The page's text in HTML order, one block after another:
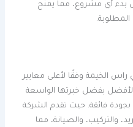
بدء أي مشروع، مما يمنح
راس الخيمة وفقًا لأعلى معايير
الأفضل بفضل خبرتها الواسعة
بجودة فائقة. حيث تقدم الشركة
والتركيب، والصيانة، مما